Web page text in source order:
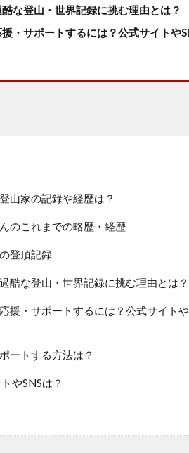
な登山・世界記録に挑む理由とは？
・サポートするには？公式サイトや
山家の記録や経歴は？
のこれまでの略歴・経歴
登頂記録
酷な登山・世界記録に挑む理由とは？
援・サポートするには？公式サイト
ートする方法は？
やSNSは？